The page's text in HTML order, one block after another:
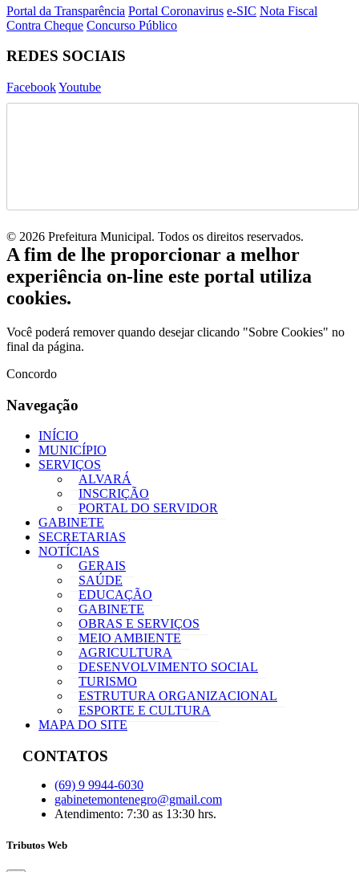
Portal da Transparência Portal Coronavirus e-SIC Nota Fiscal
Contra Cheque Concurso Público
REDES SOCIAIS
FacebookYoutube
© 2026 Prefeitura Municipal. Todos os direitos reservados.
A fim de lhe proporcionar a melhor
experiência on-line este portal utiliza
cookies.
Você poderá remover quando desejar clicando "Sobre Cookies" no
final da página.
Concordo
Navegação
INÍCIO
MUNICÍPIO
SERVIÇOS
ALVARÁ
INSCRIÇÃO
PORTAL DO SERVIDOR
GABINETE
SECRETARIAS
NOTÍCIAS
GERAIS
SAÚDE
EDUCAÇÃO
GABINETE
OBRAS E SERVIÇOS
MEIO AMBIENTE
AGRICULTURA
DESENVOLVIMENTO SOCIAL
TURISMO
ESTRUTURA ORGANIZACIONAL
ESPORTE E CULTURA
MAPA DO SITE
CONTATOS
(69) 9 9944-6030
gabinetemontenegro@gmail.com
Atendimento: 7:30 as 13:30 hrs.
Tributos Web